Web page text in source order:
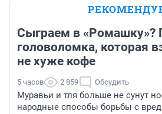
Сыграем в «Ромашку»?
головоломка, которая
не хуже кофе
5 часов 2 859 Обсудить
Муравьи и тля больше не сунут
народные способы борьбы с